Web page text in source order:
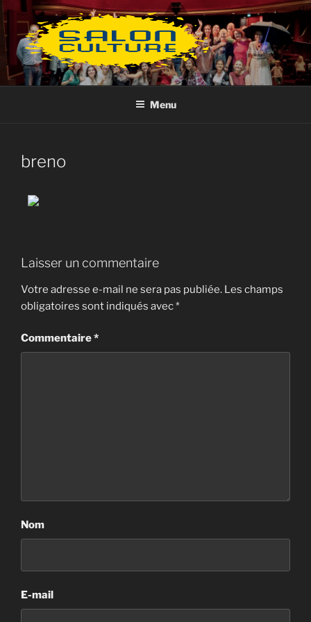
Aller
au
contenu
principal
Menu
breno
Laisser un commentaire
Votre adresse e-mail ne sera pas publiée. Les champs
obligatoires sont indiqués avec*
Commentaire*
Nom
E-mail